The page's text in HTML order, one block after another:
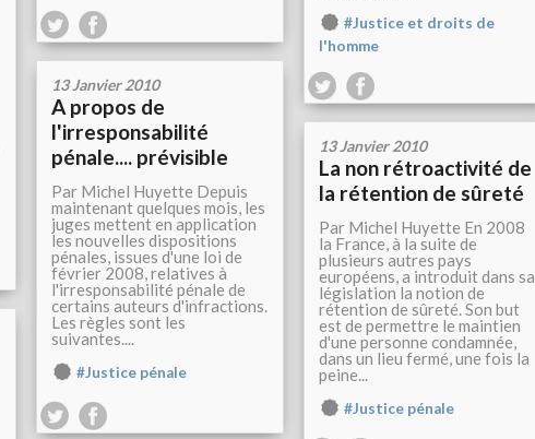
#Justice et droits de
l'homme
13 Janvier 2010
A propos de
l'irresponsabilité
pénale.... prévisible
Par Michel Huyette Depuis
maintenant quelques mois, les
juges mettent en application
les nouvelles dispositions
pénales, issues d'une loi de
février 2008, relatives à
l'irresponsabilité pénale de
certains auteurs d'infractions.
Les règles sont les
suivantes....
#Justice pénale
13 Janvier 2010
La non rétroactivité de
la rétention de sûreté
Par Michel Huyette En 2008
la France, à la suite de
plusieurs autres pays
européens, a introduit dans sa
législation la notion de
rétention de sûreté. Son but
est de permettre le maintien
d'une personne condamnée,
dans un lieu fermé, une fois la
peine...
#Justice pénale